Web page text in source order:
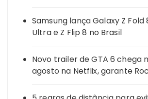
Samsung lança Galaxy Z Fold
Ultra e Z Flip 8 no Brasil
Novo trailer de GTA 6 chega
agosto na Netflix, garante